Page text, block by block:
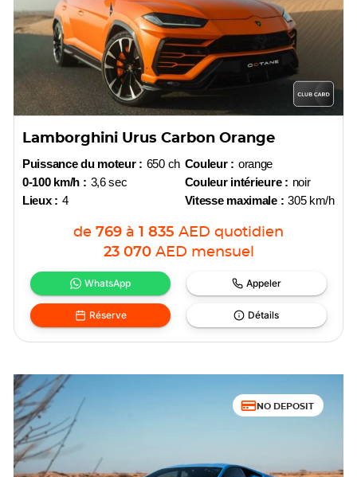
Lamborghini Urus Carbon Orange
Puissance du moteur : 650 ch
0-100 km/h : 3,6 sec
Lieux : 4
Couleur : orange
Couleur intérieure : noir
Vitesse maximale : 305 km/h
de 769 à 1 835 AED quotidien
23 070 AED mensuel
WhatsApp Appeler
Réserve Détails
NO DEPOSIT